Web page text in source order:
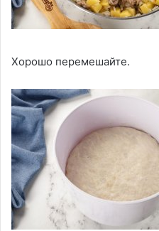
Хорошо перемешайте.